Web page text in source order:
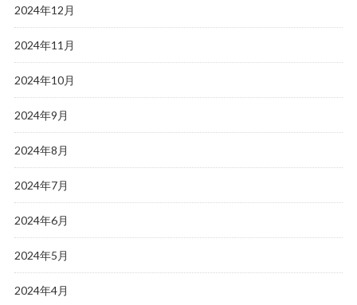
2024年12月
2024年11月
2024年10月
2024年9月
2024年8月
2024年7月
2024年6月
2024年5月
2024年4月